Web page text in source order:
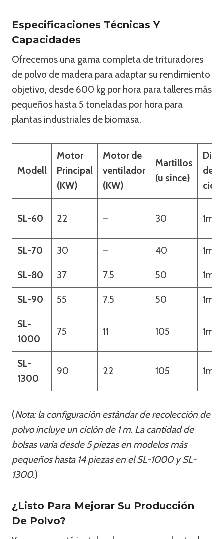
Especificaciones Técnicas Y
Capacidades
Ofrecemos una gama completa de trituradores
de polvo de madera para adaptar su rendimiento
objetivo, desde 600 kg por hora para talleres más
pequeños hasta 5 toneladas por hora para
plantas industriales de biomasa.
Modell
Motor
Principal
(KW)
Motor de
ventilador
(KW)
Martillos
(u since)
del
SL-60 22 – 30 1m
SL-70 30 – 40 1m
SL-80 37 7.5 50 1m
SL-90 55 7.5 50 1m
SL-
1000
75 11 105 1m
SL-
1300
90 22 105 1m
(Nota: la configuración estándar de recolección de
polvo incluye un ciclón de 1 m. La cantidad de
bolsas varía desde 5 piezas en modelos más
pequeños hasta 14 piezas en el SL-1000 y SL-
1300.)
¿Listo Para Mejorar Su Producción
De Polvo?